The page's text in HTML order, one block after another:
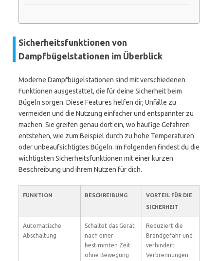
Sicherheitsfunktionen von
Dampfbügelstationen im Überblick
Moderne Dampfbügelstationen sind mit verschiedenen
Funktionen ausgestattet, die für deine Sicherheit beim
Bügeln sorgen. Diese Features helfen dir, Unfälle zu
vermeiden und die Nutzung einfacher und entspannter zu
machen. Sie greifen genau dort ein, wo häufige Gefahren
entstehen, wie zum Beispiel durch zu hohe Temperaturen
oder unbeaufsichtigtes Bügeln. Im Folgenden findest du die
wichtigsten Sicherheitsfunktionen mit einer kurzen
Beschreibung und ihrem Nutzen für dich.
FUNKTION BESCHREIBUNG
VORTEIL FÜR DIE
SICHERHEIT
Automatische
Abschaltung
Schaltet das Gerät
nach einer
bestimmten Zeit
ohne Bewegung
Reduziert die
Brandgefahr und
verhindert
Verbrennungen